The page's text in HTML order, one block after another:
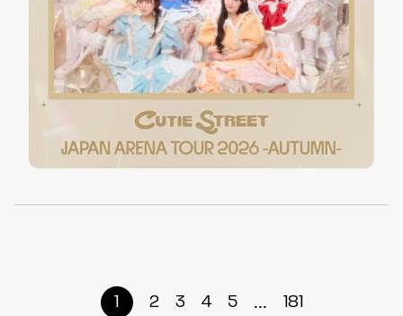
1 2 3 4 5 ... 181